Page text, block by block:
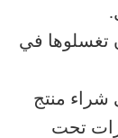
تغسلوها في
منتج
تحت